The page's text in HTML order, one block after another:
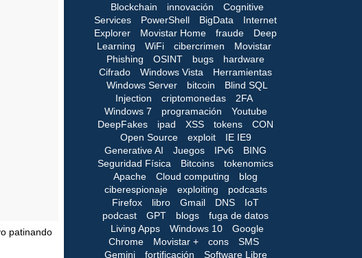
patinando
Blockchain innovación
Cognitive
Services
PowerShell BigData
Internet
Explorer
Movistar Home fraude
Deep
Learning
WiFi cibercrimen
Movistar
Phishing
OSINT bugs
hardware
Cifrado
Windows Vista
Herramientas
Windows Server
bitcoin
Blind SQL
Injection
criptomonedas
2FA
Windows 7
programación
Youtube
DeepFakes
ipad XSS tokens
CON
Open Source
exploit
IE IE9
Generative AI
Juegos IPv6
BING
Seguridad Física
Bitcoins
tokenomics
Apache
Cloud computing
blog
ciberespionaje
exploiting
podcasts
Firefox
libro Gmail DNS
IoT
podcast
GPT blogs
fuga de datos
Living Apps
Windows 10
Google
Chrome
Movistar + cons
SMS
Gemini
fortificación
Software Libre